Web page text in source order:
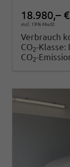
18.980,– €
incl. 19% MwSt.
Verbrauch
CO2-Klasse:
CO2-